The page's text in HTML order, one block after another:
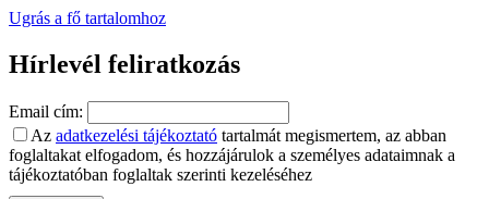
Ugrás a fő tartalomhoz
Hírlevél feliratkozás
Email cím:
Az adatkezelési tájékoztató tartalmát megismertem, az abban
foglaltakat elfogadom, és hozzájárulok a személyes adataimnak a
tájékoztatóban foglaltak szerinti kezeléséhez